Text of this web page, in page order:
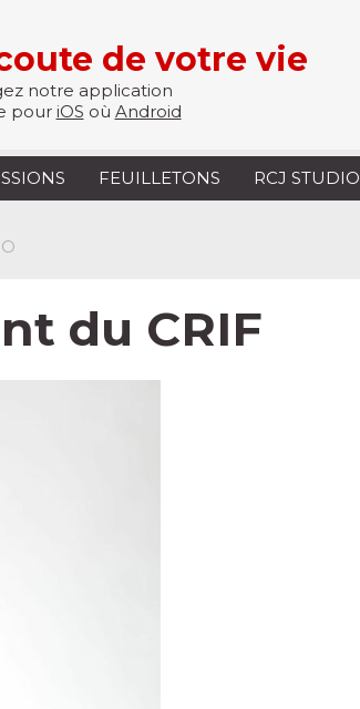
de votre vie
notre application
pour iOS où Android
FEUILLETONS RCJ STUDIO
du CRIF